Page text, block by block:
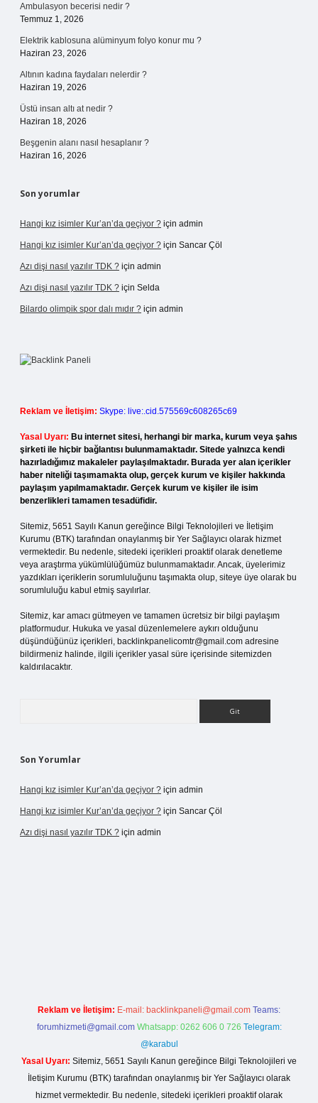
Ambulasyon becerisi nedir ?
Temmuz 1, 2026
Elektrik kablosuna alüminyum folyo konur mu ?
Haziran 23, 2026
Altının kadına faydaları nelerdir ?
Haziran 19, 2026
Üstü insan altı at nedir ?
Haziran 18, 2026
Beşgenin alanı nasıl hesaplanır ?
Haziran 16, 2026
Son yorumlar
Hangi kız isimler Kur’an’da geçiyor ? için admin
Hangi kız isimler Kur’an’da geçiyor ? için Sancar Çöl
Azı dişi nasıl yazılır TDK ? için admin
Azı dişi nasıl yazılır TDK ? için Selda
Bilardo olimpik spor dalı mıdır ? için admin
Reklam ve İletişim: Skype: live:.cid.575569c608265c69
Yasal Uyarı: Bu internet sitesi, herhangi bir marka, kurum veya şahıs
şirketi ile hiçbir bağlantısı bulunmamaktadır. Sitede yalnızca kendi
hazırladığımız makaleler paylaşılmaktadır. Burada yer alan içerikler
haber niteliği taşımamakta olup, gerçek kurum ve kişiler hakkında
paylaşım yapılmamaktadır. Gerçek kurum ve kişiler ile isim
benzerlikleri tamamen tesadüfidir.
Sitemiz, 5651 Sayılı Kanun gereğince Bilgi Teknolojileri ve İletişim
Kurumu (BTK) tarafından onaylanmış bir Yer Sağlayıcı olarak hizmet
vermektedir. Bu nedenle, sitedeki içerikleri proaktif olarak denetleme
veya araştırma yükümlülüğümüz bulunmamaktadır. Ancak, üyelerimiz
yazdıkları içeriklerin sorumluluğunu taşımakta olup, siteye üye olarak bu
sorumluluğu kabul etmiş sayılırlar.
Sitemiz, kar amacı gütmeyen ve tamamen ücretsiz bir bilgi paylaşım
platformudur. Hukuka ve yasal düzenlemelere aykırı olduğunu
düşündüğünüz içerikleri, backlinkpanelicomtr@gmail.com adresine
bildirmeniz halinde, ilgili içerikler yasal süre içerisinde sitemizden
kaldırılacaktır.
Son Yorumlar
Hangi kız isimler Kur’an’da geçiyor ? için admin
Hangi kız isimler Kur’an’da geçiyor ? için Sancar Çöl
Azı dişi nasıl yazılır TDK ? için admin
Reklam ve İletişim: E-mail: backlinkpaneli@gmail.com Teams:
forumhizmeti@gmail.com Whatsapp: 0262 606 0 726 Telegram:
@karabul
Yasal Uyarı: Sitemiz, 5651 Sayılı Kanun gereğince Bilgi Teknolojileri ve
İletişim Kurumu (BTK) tarafından onaylanmış bir Yer Sağlayıcı olarak
hizmet vermektedir. Bu nedenle, sitedeki içerikleri proaktif olarak